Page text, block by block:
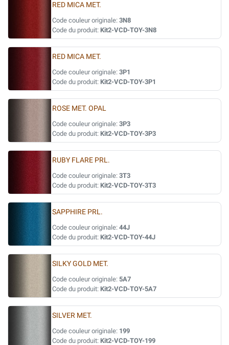
RED MICA MET.
Code couleur originale: 3N8
Code du produit: Kit2-VCD-TOY-3N8
RED MICA MET.
Code couleur originale: 3P1
Code du produit: Kit2-VCD-TOY-3P1
ROSE MET. OPAL
Code couleur originale: 3P3
Code du produit: Kit2-VCD-TOY-3P3
RUBY FLARE PRL.
Code couleur originale: 3T3
Code du produit: Kit2-VCD-TOY-3T3
SAPPHIRE PRL.
Code couleur originale: 44J
Code du produit: Kit2-VCD-TOY-44J
SILKY GOLD MET.
Code couleur originale: 5A7
Code du produit: Kit2-VCD-TOY-5A7
SILVER MET.
Code couleur originale: 199
Code du produit: Kit2-VCD-TOY-199